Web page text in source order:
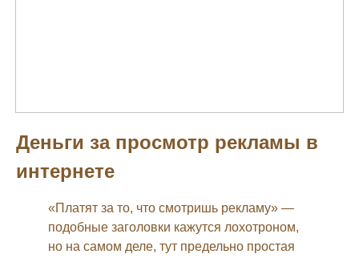
Деньги за просмотр рекламы в
интернете
«Платят за то, что смотришь рекламу» —
подобные заголовки кажутся лохотроном,
но на самом деле, тут предельно простая